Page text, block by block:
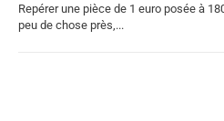
Repérer une pièce de 1 euro posée à
peu de chose près,...